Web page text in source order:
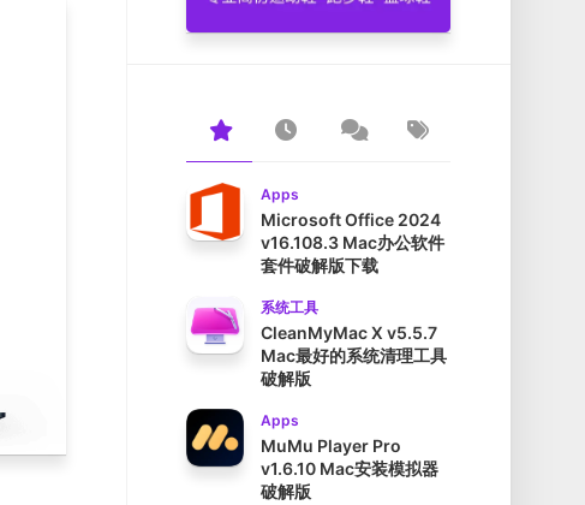
Apps
Microsoft Office 2024
v16.108.3 Mac办公软件
套件破解版下载
系统工具
CleanMyMac X v5.5.7
Mac最好的系统清理工具
破解版
Apps
MuMu Player Pro
v1.6.10 Mac安装模拟器
破解版